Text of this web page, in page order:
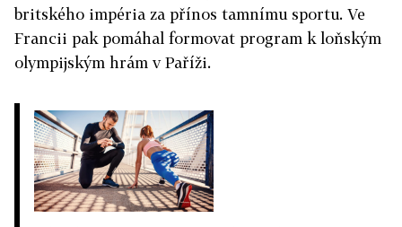
britského impéria za přínos tamnímu sportu. Ve
Francii pak pomáhal formovat program k loňským
olympijským hrám v Paříži.